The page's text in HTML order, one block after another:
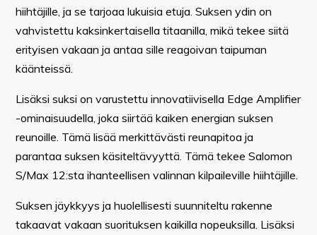
hiihtäjille, ja se tarjoaa lukuisia etuja. Suksen ydin on
vahvistettu kaksinkertaisella titaanilla, mikä tekee siitä
erityisen vakaan ja antaa sille reagoivan taipuman
käänteissä.
Lisäksi suksi on varustettu innovatiivisella Edge Amplifier
-ominaisuudella, joka siirtää kaiken energian suksen
reunoille. Tämä lisää merkittävästi reunapitoa ja
parantaa suksen käsiteltävyyttä. Tämä tekee Salomon
S/Max 12:sta ihanteellisen valinnan kilpaileville hiihtäjille.
Suksen jäykkyys ja huolellisesti suunniteltu rakenne
takaavat vakaan suorituksen kaikilla nopeuksilla. Lisäksi